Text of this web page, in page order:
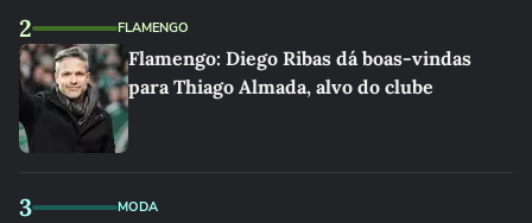
2 FLAMENGO
Flamengo: Diego Ribas dá boas-vindas
para Thiago Almada, alvo do clube
3 MODA